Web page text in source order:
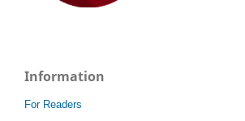
Information
For Readers